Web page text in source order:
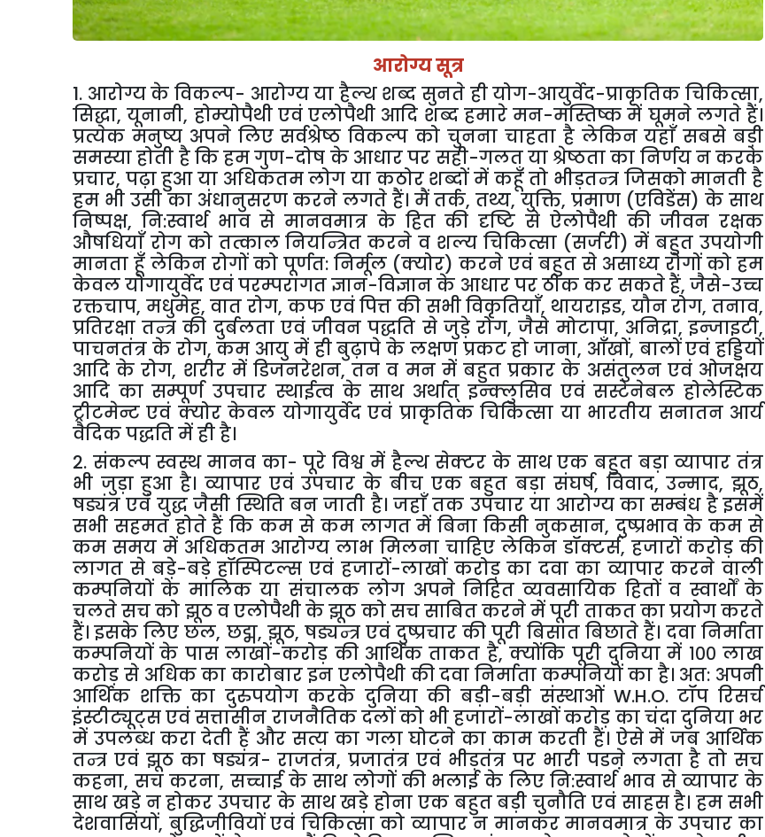
आरोग्यसूत्र
1. आरोग्य के विकल्प- आरोग्य या हैल्थ शब्द सुनते ही योग-आयुर्वेद-प्राकृतिक चिकित्सा,
सिद्धा,यूनानी, होम्योपैथी एवं एलोपैथी आदि शब्द हमारे मन-मस्तिष्क में घूमने लगते हैं।
प्रत्येक मनुष्य अपने लिए सर्वश्रेष्ठ विकल्प को चुनना चाहता है लेकिन यहाँ सबसे बड़ी
समस्याहोती हैकिहमगुण-दोष के आधारपर सही-गलतयाश्रेष्ठताका निर्णयनकरके
प्रचार, पढ़ा हुआ या अधिकतम लोग या कठोर शब्दों में कहूँ तो भीड़तन्त्र जिसको मानती है
हम भी उसी का अंधानुसरण करने लगते हैं। मैं तर्क,तथ्य,युक्ति,प्रमाण (एविडेंस)के साथ
निष्पक्ष, नि:स्वार्थ भाव से मानवमात्र के हित की दृष्टि से ऐलोपैथी की जीवन रक्षक
औषधियाँ रोग को तत्काल नियन्त्रित करने व शल्य चिकित्सा(सर्जरी)में बहुत उपयोगी
मानता हूँ लेकिन रोगों को पूर्णत: निर्मूल (क्योर) करने एवं बहुत से असाध्य रोगों को हम
केवलयोगायुर्वेद एवंपरम्परागतज्ञान-विज्ञानके आधारपरठीककर सकतेहैं, जैसे-उच्च
रक्तचाप, मधुमेह,वात रोग, कफ एवं पित्त की सभी विकृतियाँ, थायराइड, यौन रोग,तनाव,
प्रतिरक्षा तन्त्र की दुर्बलता एवं जीवन पद्धति से जुड़े रोग,जैसे मोटापा, अनिद्रा,इन्जाइटी,
पाचनतंत्र के रोग,कम आयु में ही बुढ़ापे के लक्षण प्रकट हो जाना, आँखों, बालों एवं हड्डियों
आदि के रोग, शरीर में डिजनरेशन,तन व मन में बहुत प्रकार के असंतुलन एवं ओजक्षय
आदि का सम्पूर्ण उपचार स्थाईत्व के साथ अर्थात् इन्क्लुसिव एवं सस्टेनेबल होलेस्टिक
ट्रीटमेन्ट एवं क्योर केवल योगायुर्वेद एवं प्राकृतिक चिकित्सा या भारतीय सनातन आर्य
वैदिकपद्धतिमेंहीहै।
2. संकल्प स्वस्थ मानव का-पूरे विश्व में हैल्थ सेक्टर के साथ एक बहुत बड़ा व्यापार तंत्र
भी जुड़ा हुआ है। व्यापार एवं उपचार के बीच एक बहुत बड़ा संघर्ष, विवाद,उन्माद,झूठ,
षड्यंत्र एवं युद्ध जैसी स्थिति बन जाती है। जहाँ तक उपचार या आरोग्य का सम्बंध है इसमें
सभी सहमत होते हैं कि कम से कम लागत में बिना किसी नुकसान, दुष्प्रभाव के कम से
कम समय में अधिकतम आरोग्य लाभ मिलना चाहिए लेकिन डॉक्टर्स, हजारों करोड़ की
लागत से बड़े-बड़े हॉस्पिटल्स एवं हजारों-लाखों करोड़ का दवा का व्यापार करने वाली
कम्पनियों के मालिक या संचालक लोग अपने निहित व्यवसायिक हितों व स्वार्थों के
चलतेसचको झूठवएलोपैथीकेझूठ कोसचसाबितकरनेमेंपूरी ताकतकाप्रयोगकरते
हैं। इसके लिए छल, छद्म, झूठ, षड्यन्त्र एवं दुष्प्रचार की पूरी बिसात बिछाते हैं। दवा निर्माता
कम्पनियों के पास लाखों-करोड़ की आर्थिक ताकत है,क्योंकि पूरी दुनिया में १०० लाख
करोड़ से अधिक का कारोबार इन एलोपैथी की दवा निर्माता कम्पनियों का है। अत: अपनी
आर्थिक शक्ति का दुरुपयोग करके दुनिया की बड़ी-बड़ी संस्थाओं W.H.O.टॉप रिसर्च
इंस्टीट्यूट्सएवंसत्तासीन राजनैतिकदलोंको भीहजारों-लाखोंकरोड़ काचंदादुनिया भर
में उपलब्ध करा देती हैं और सत्य का गला घोटने का काम करती हैं। ऐसे में जब आर्थिक
तन्त्र एवं झूठ का षड्यंत्र-राजतंत्र,प्रजातंत्र एवं भीड़तंत्र पर भारी पडऩे लगता है तो सच
कहना, सच करना,सच्चाई के साथ लोगों की भलाई के लिए नि:स्वार्थ भाव से व्यापार के
साथ खड़े न होकर उपचार के साथ खड़े होना एक बहुत बड़ी चुनौति एवं साहस है। हम सभी
देशवासियों, बुद्धिजीवियों एवं चिकित्सा को व्यापार न मानकर मानवमात्र के उपचार का